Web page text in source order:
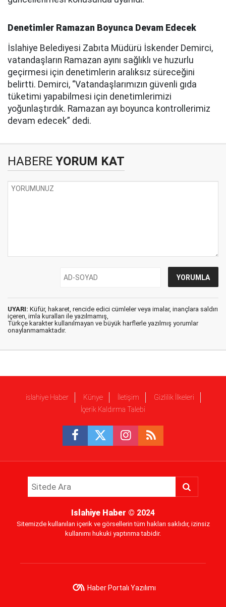
Denetimler Ramazan Boyunca Devam Edecek
İslahiye Belediyesi Zabıta Müdürü İskender Demirci,
vatandaşların Ramazan ayını sağlıklı ve huzurlu
geçirmesi için denetimlerin aralıksız süreceğini
belirtti. Demirci, “Vatandaşlarımızın güvenli gıda
tüketimi yapabilmesi için denetimlerimizi
yoğunlaştırdık. Ramazan ayı boyunca kontrollerimiz
devam edecek” dedi.
HABERE YORUM KAT
UYARI: Küfür, hakaret, rencide edici cümleler veya imalar, inançlara saldırı
içeren, imla kuralları ile yazılmamış,
Türkçe karakter kullanılmayan ve büyük harflerle yazılmış yorumlar
onaylanmamaktadır.
islahiye Haber Künye İletişim
Gizlilik İlkeleri
İçerik Kaldırma Talebi
Islahiye Haber © 2024
Sitemizde kullanılan içerik ve görsellerin tüm hakları saklıdır, izinsiz
kullanımı hukuki yaptırıma tabidir.
Haber Portalı Yazılımı